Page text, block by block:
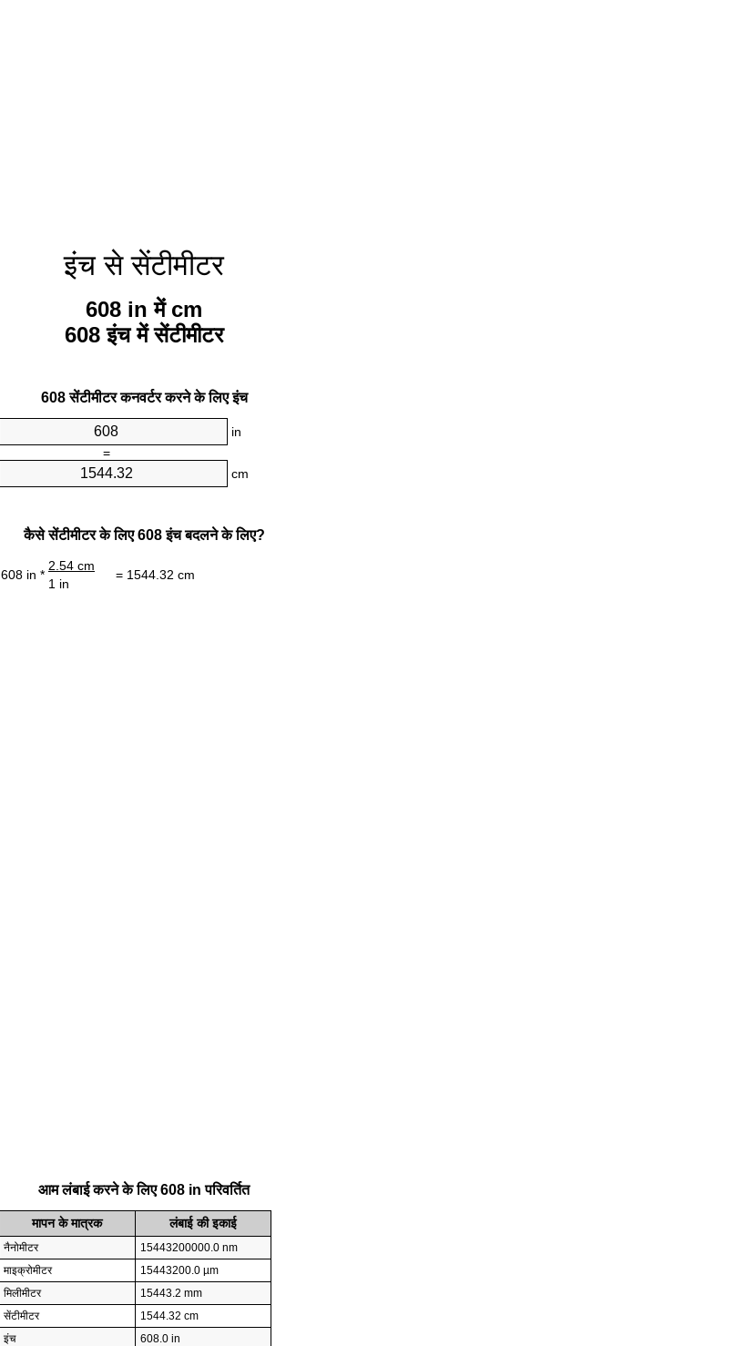
इंच से सेंटीमीटर
608 in में cm
608 इंच में सेंटीमीटर
608 सेंटीमीटर कनवर्टर करने के लिए इंच
in
=
cm
कैसे सेंटीमीटर के लिए 608 इंच बदलने के लिए?
608 in *
2.54 cm
= 1544.32 cm
1 in
आम लंबाई करने के लिए 608 in परिवर्तित
मापन के मात्रक लंबाई की इकाई
नैनोमीटर
15443200000.0 nm
माइक्रोमीटर
15443200.0 µm
मिलीमीटर
15443.2 mm
सेंटीमीटर
1544.32 cm
इंच
608.0 in